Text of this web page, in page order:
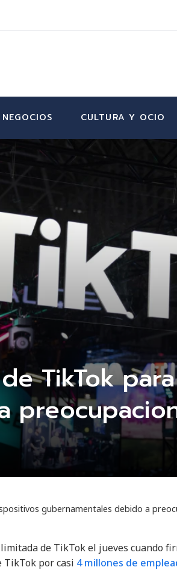
CULTURA Y OCIO
TikTok
gubernamentales debido a
de TikTok el jueves cuando
TikTok por casi 4 millones de